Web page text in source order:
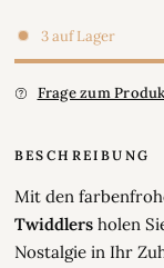
3 auf Lager
Frage zum
BESCHREIBUNG
Mit den
Twiddlersholen
Nostalgie in Ihr